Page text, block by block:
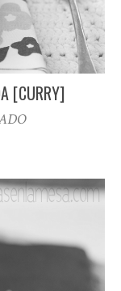
[CURRY]